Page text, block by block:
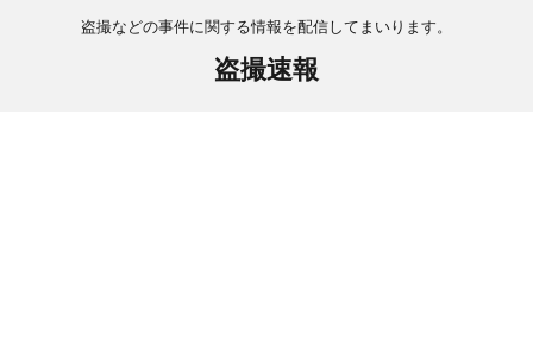
盗撮などの事件に関する情報を配信してまいります。
盗撮速報